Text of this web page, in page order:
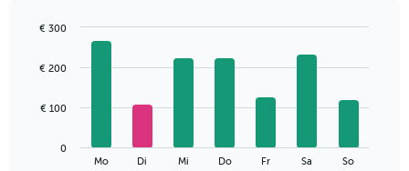
Diagramm
X-
die
Monate
with
bars.
folgende
Mo Di Mi Do Fr Sa So
0
€ 100
€ 200
€ 300